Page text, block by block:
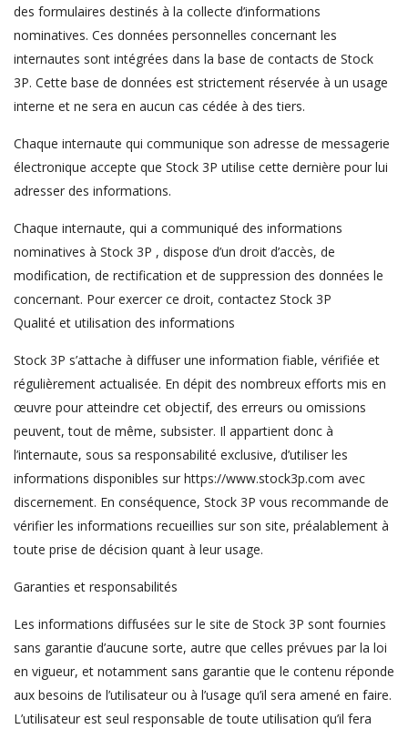
des formulaires destinés à la collecte d’informations
nominatives. Ces données personnelles concernant les
internautes sont intégrées dans la base de contacts de Stock
3P. Cette base de données est strictement réservée à un usage
interne et ne sera en aucun cas cédée à des tiers.
Chaque internaute qui communique son adresse de messagerie
électronique accepte que Stock 3P utilise cette dernière pour lui
adresser des informations.
Chaque internaute, qui a communiqué des informations
nominatives à Stock 3P , dispose d’un droit d’accès, de
modification, de rectification et de suppression des données le
concernant. Pour exercer ce droit, contactez Stock 3P
Qualité et utilisation des informations
Stock 3P s’attache à diffuser une information fiable, vérifiée et
régulièrement actualisée. En dépit des nombreux efforts mis en
œuvre pour atteindre cet objectif, des erreurs ou omissions
peuvent, tout de même, subsister. Il appartient donc à
l’internaute, sous sa responsabilité exclusive, d’utiliser les
informations disponibles sur https://www.stock3p.com avec
discernement. En conséquence, Stock 3P vous recommande de
vérifier les informations recueillies sur son site, préalablement à
toute prise de décision quant à leur usage.
Garanties et responsabilités
Les informations diffusées sur le site de Stock 3P sont fournies
sans garantie d’aucune sorte, autre que celles prévues par la loi
en vigueur, et notamment sans garantie que le contenu réponde
aux besoins de l’utilisateur ou à l’usage qu’il sera amené en faire.
L’utilisateur est seul responsable de toute utilisation qu’il fera